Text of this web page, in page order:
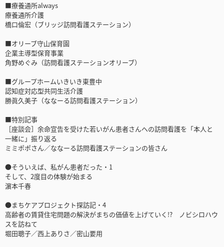
■療養通所always
療養通所介護
橋口倫宏（ブリッジ訪問看護ステーション）
■オリーブ守山保育園
企業主導型保育事業
角野めぐみ（訪問看護ステーションオリーブ）
■グループホームいきいき東豊中
認知症対応型共同生活介護
勝眞久美子（ななーる訪問看護ステーション）
■特別記事
［座談会］余命宣告を受けた若いがん患者さんへの訪問看護を「本人と
一緒に」振り返る
ミミポポさん／ななーる訪問看護ステーションの皆さん
●そういえば、私がん患者だった・1
そして、2度目の体験が始まる
濵本千春
●まちケアプロジェクト探訪記・4
高齢者の賃貸住宅問題の解決がまちの価値を上げていく!? ノビシロハウ
スを訪ねて
堀田聰子／西上ありさ／密山要用